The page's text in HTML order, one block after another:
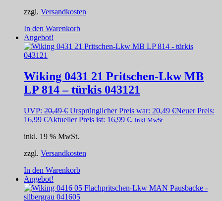
zzgl. Versandkosten
In den Warenkorb
Angebot!
Wiking 0431 21 Pritschen-Lkw MB
LP 814 – türkis 043121
UVP: 20,49€ Ursprünglicher Preis war: 20,49 €Neuer Preis:
16,99 €Aktueller Preis ist: 16,99 €. inkl.MwSt.
inkl. 19 % MwSt.
zzgl. Versandkosten
In den Warenkorb
Angebot!